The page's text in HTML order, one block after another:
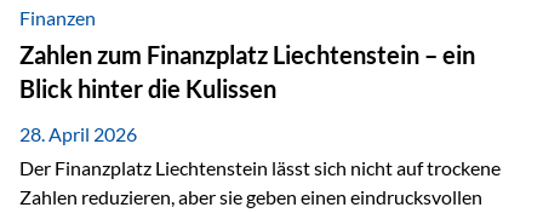
Wirtschaftswachstum, verändern die Spielregeln für
Investoren. Produktivität adressiert genau diese
Herausforderungen, da wirtschaftliches Wachstum
langfristig durch Produktivitätssteigerung entsteht, also
durch die Fähigkeit von Unternehmen, mehr…
Finanzen
Zahlen zum Finanzplatz Liechtenstein – ein
Blick hinter die Kulissen
28. April 2026
Der Finanzplatz Liechtenstein lässt sich nicht auf trockene
Zahlen reduzieren, aber sie geben einen eindrucksvollen